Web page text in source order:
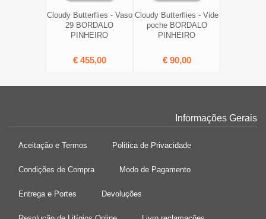
Cloudy Butterflies - Vaso
29 BORDALO
PINHEIRO
€ 455,00
Cloudy Butterflies - Vide
poche BORDALO
PINHEIRO
€ 90,00
Informações Gerais
Aceitação e Termos Politica de Privacidade
Condições de Compra Modo de Pagamento
Entrega e Portes Devoluções